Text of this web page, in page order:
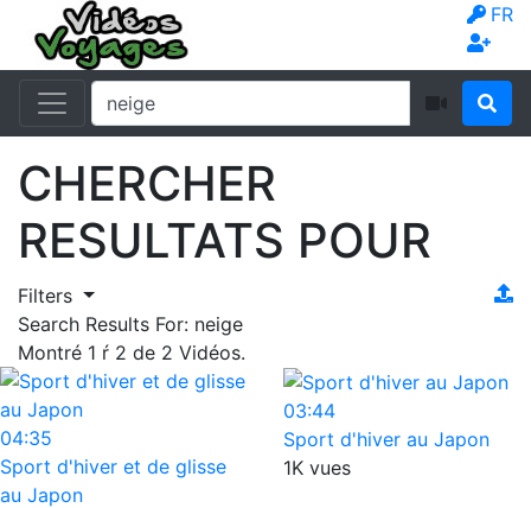
FR
CHERCHER
RESULTATS POUR
Filters
Search Results For: neige
Montré 1 ŕ 2 de 2 Vidéos.
04:35
Sport d'hiver et de glisse
au Japon
03:44
Sport d'hiver au Japon
1K vues